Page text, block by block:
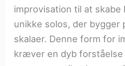
improvisation til at skabe
unikke solos, der bygger
skalaer. Denne form for
kræver en dyb forståelse